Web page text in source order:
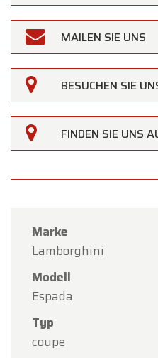
MAILEN SIE UNS
BESUCHEN SIE
FINDEN SIE UNS
Marke
Lamborghini
Modell
Espada
Typ
coupe
Oldtimerfarm
Liebe Kundinnen und
Oldtimerfarm bleibtam
August, aufgrund des
Himmelfahrt
Unser Showroom ist
gewohnten
Terminvereinbarung
Vielen Dank für Ihr
darauf, Sie bald wieder
begrüßen zu dürfen!
Ihr Oldtimerfarm-Team